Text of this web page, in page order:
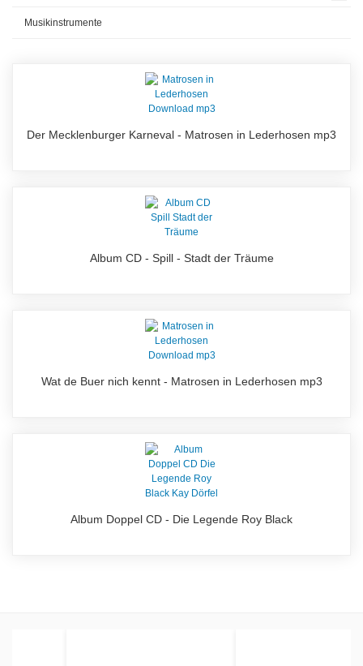
Musikinstrumente
Der Mecklenburger Karneval - Matrosen in Lederhosen mp3
Album CD - Spill - Stadt der Träume
Wat de Buer nich kennt - Matrosen in Lederhosen mp3
Album Doppel CD - Die Legende Roy Black